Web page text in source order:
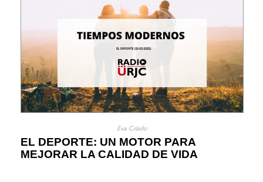
Eva Criado
EL DEPORTE: UN MOTOR PARA
MEJORAR LA CALIDAD DE VIDA